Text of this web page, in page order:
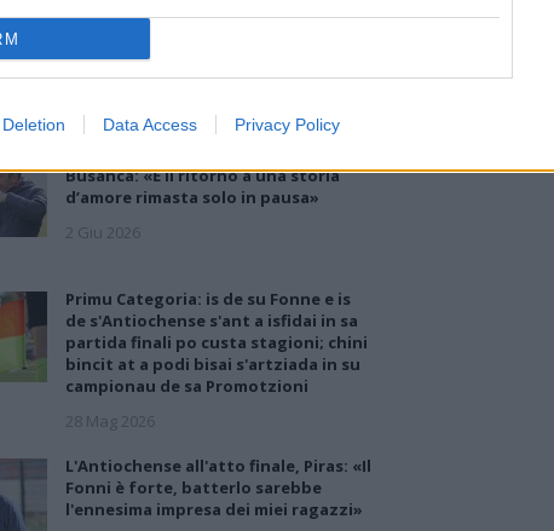
Data Access Privacy Policy
favorite per il salto in Promozione. La
acquisti del Tertenia è senz'altro faraonica per la
l'ultimo colpo degli ogliastrini fa rumore perché a
Busanca: «Ė il ritorno a una storia
d’amore rimasta solo in pausa»
2 Giu 2026
Primu Categoria: is de su Fonne e is
de s'Antiochense s'ant a isfidai in sa
partida finali po custa stagioni; chini
bincit at a podi bisai s'artziada in su
campionau de sa Promotzioni
28 Mag 2026
L'Antiochense all'atto finale, Piras: «Il
Fonni è forte, batterlo sarebbe
l'ennesima impresa dei miei ragazzi»
FACEBOOK